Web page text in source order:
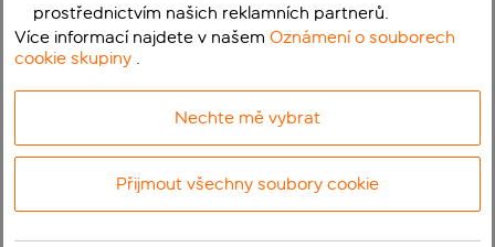
prostřednictvím našich reklamních partnerů.
Více informací najdete v našemOznámení o souborech
cookie skupiny .
Nechte mě vybrat
Přijmout všechny soubory cookie